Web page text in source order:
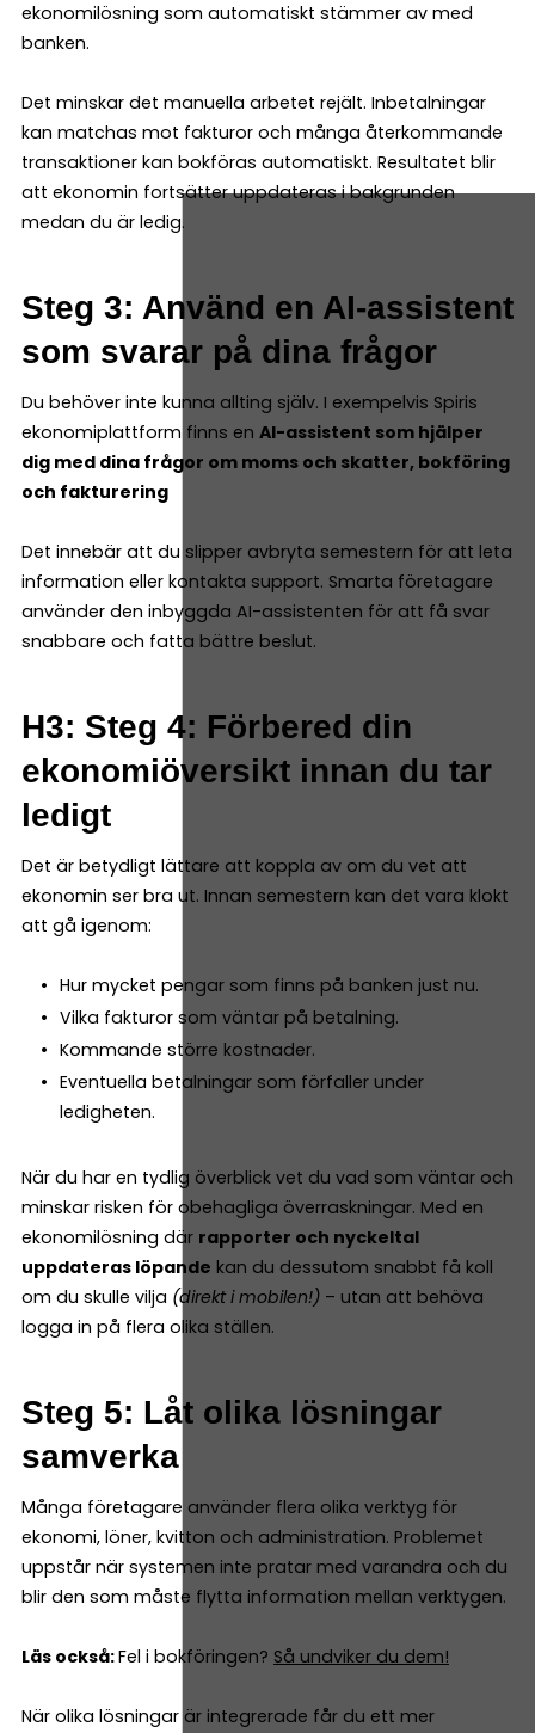
ekonomilösning som automatiskt stämmer av med
banken.
Det minskar det manuella arbetet rejält. Inbetalningar
kan matchas mot fakturor och många återkommande
transaktioner kan bokföras automatiskt. Resultatet blir
att ekonomin fortsätter uppdateras i bakgrunden
medan du är ledig.
Steg 3: Använd en AI-assistent
som svarar på dina frågor
Du behöver inte kunna allting själv. I exempelvis Spiris
ekonomiplattform finns en AI-assistent som hjälper
dig med dina frågor om moms och skatter, bokföring
och fakturering
Det innebär att du slipper avbryta semestern för att leta
information eller kontakta support. Smarta företagare
använder den inbyggda AI-assistenten för att få svar
snabbare och fatta bättre beslut.
H3: Steg 4: Förbered din
ekonomiöversikt innan du tar
ledigt
Det är betydligt lättare att koppla av om du vet att
ekonomin ser bra ut. Innan semestern kan det vara klokt
att gå igenom:
Hur mycket pengar som finns på banken just nu.
Vilka fakturor som väntar på betalning.
Kommande större kostnader.
Eventuella betalningar som förfaller under
ledigheten.
När du har en tydlig överblick vet du vad som väntar och
minskar risken för obehagliga överraskningar. Med en
ekonomilösning där rapporter och nyckeltal
uppdateras löpande kan du dessutom snabbt få koll
om du skulle vilja (direkt i mobilen!) – utan att behöva
logga in på flera olika ställen.
Steg 5: Låt olika lösningar
samverka
Många företagare använder flera olika verktyg för
ekonomi, löner, kvitton och administration. Problemet
uppstår när systemen inte pratar med varandra och du
blir den som måste flytta information mellan verktygen.
Läs också:Fel i bokföringen? Så undviker du dem!
När olika lösningar är integrerade får du ett mer